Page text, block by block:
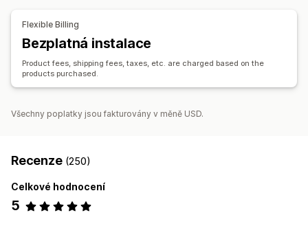
Zdrojové lokality
Brazílie
Vietnam Čína
Synchronizace skladových zásob
Import a export
Flexible Billing
Bezplatná instalace
Product fees, shipping fees, taxes, etc. are charged based on the
products purchased.
Všechny poplatky jsou fakturovány v měně USD.
Recenze (250)
Celkové hodnocení
5